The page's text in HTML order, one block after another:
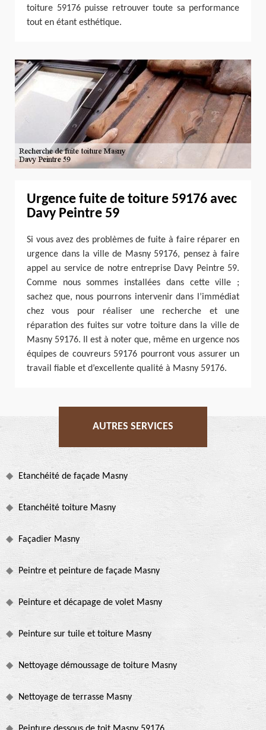
toiture 59176 puisse retrouver toute sa performance
tout en étant esthétique.
Urgence fuite de toiture 59176 avec
Davy Peintre 59
Si vous avez des problèmes de fuite à faire réparer en
urgence dans la ville de Masny 59176, pensez à faire
appel au service de notre entreprise Davy Peintre 59.
Comme nous sommes installées dans cette ville ;
sachez que, nous pourrons intervenir dans l’immédiat
chez vous pour réaliser une recherche et une
réparation des fuites sur votre toiture dans la ville de
Masny 59176. Il est à noter que, même en urgence nos
équipes de couvreurs 59176 pourront vous assurer un
travail fiable et d’excellente qualité à Masny 59176.
AUTRES SERVICES
Etanchéité de façade Masny
Etanchéité toiture Masny
Façadier Masny
Peintre et peinture de façade Masny
Peinture et décapage de volet Masny
Peinture sur tuile et toiture Masny
Nettoyage démoussage de toiture Masny
Nettoyage de terrasse Masny